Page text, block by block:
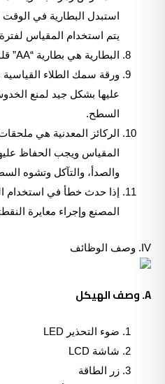
استبدل البطارية في الوقت
يتم استخدام المقياس
البطارية هي بطارية “AA” قلوية عادية، ولا يمكن شحنها.
ورقة سمك الطلاء
عليها بشكل جيد لمنع
السطح.
الركائز المعدنية هي
المقياس ويجب الحفاظ
والصدأ، والتآكل وتشوه
إذا حدث خطأ في استخدام
المصنع وإجراء معايرة
IV. وصف الوظائف
A. وصف الهيكل
ضوء التحذير LED
شاشة LCD
زر الطاقة